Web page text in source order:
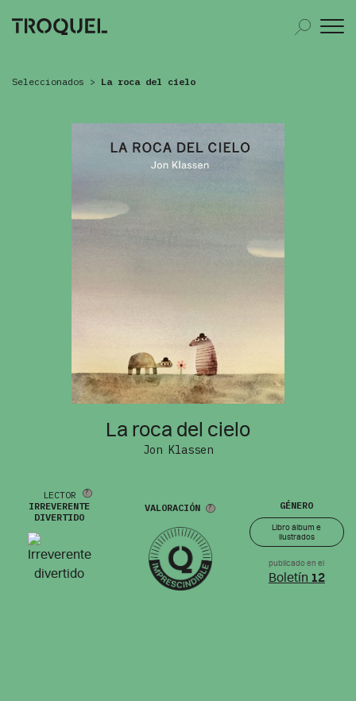
Seleccionados > La roca del cielo
La roca del cielo
Jon Klassen
LECTOR
IRREVERENTE
DIVERTIDO
VALORACIÓN GÉNERO
Libro álbum e
ilustrados
publicado en el
Boletín 12